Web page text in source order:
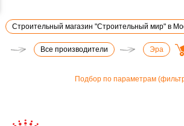
Строительный магазин "Строительный мир" в
Все производители Эра
Подбор по параметрам